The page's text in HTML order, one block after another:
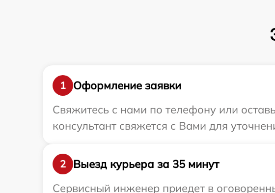
1
Оформление заявки
Свяжитесь с нами по телефону или
консультант свяжется с Вами для
2
Выезд курьера за 35 минут
Сервисный инженер приедет в